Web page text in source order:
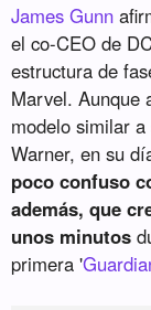
James Gunn
el co-CEO de
estructura de
Marvel. Aunque
modelo similar
Warner, en su
poco confuso
además, que
unos minutos
primera '